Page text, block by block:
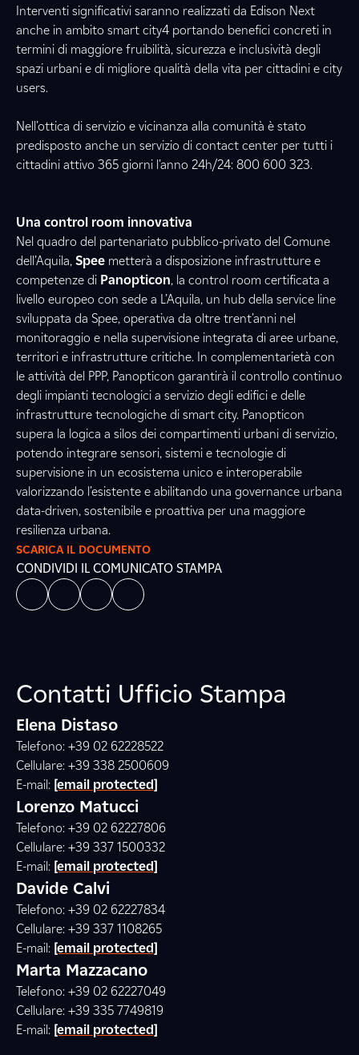
Interventi significativi saranno realizzati da Edison Next
anche in ambito smart city4 portando benefici concreti in
termini di maggiore fruibilità, sicurezza e inclusività degli
spazi urbani e di migliore qualità della vita per cittadini e city
users.
Nell’ottica di servizio e vicinanza alla comunità è stato
predisposto anche un servizio di contact center per tutti i
cittadini attivo 365 giorni l’anno 24h/24: 800 600 323.
Una control room innovativa
Nel quadro del partenariato pubblico-privato del Comune
dell’Aquila, Spee metterà a disposizione infrastrutture e
competenze di Panopticon, la control room certificata a
livello europeo con sede a L’Aquila, un hub della service line
sviluppata da Spee, operativa da oltre trent’anni nel
monitoraggio e nella supervisione integrata di aree urbane,
territori e infrastrutture critiche. In complementarietà con
le attività del PPP, Panopticon garantirà il controllo continuo
degli impianti tecnologici a servizio degli edifici e delle
infrastrutture tecnologiche di smart city. Panopticon
supera la logica a silos dei compartimenti urbani di servizio,
potendo integrare sensori, sistemi e tecnologie di
supervisione in un ecosistema unico e interoperabile
valorizzando l’esistente e abilitando una governance urbana
data-driven, sostenibile e proattiva per una maggiore
resilienza urbana.
SCARICA IL DOCUMENTO
CONDIVIDI IL COMUNICATO STAMPA
Contatti Ufficio Stampa
Elena Distaso
Telefono: +39 02 62228522
Cellulare: +39 338 2500609
E-mail: [email protected]
Lorenzo Matucci
Telefono: +39 02 62227806
Cellulare: +39 337 1500332
E-mail: [email protected]
Davide Calvi
Telefono: +39 02 62227834
Cellulare: +39 337 1108265
E-mail: [email protected]
Marta Mazzacano
Telefono: +39 02 62227049
Cellulare: +39 335 7749819
E-mail: [email protected]